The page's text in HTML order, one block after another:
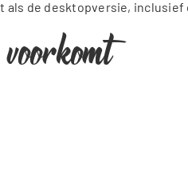
de desktopversie,